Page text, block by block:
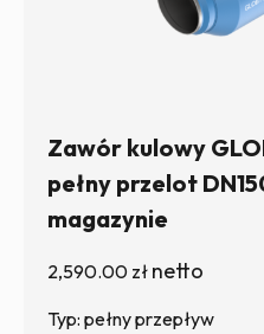
Zawór kulowy
pełny przelot
magazynie
2,590.00 zł netto
Typ: pełny przepływ